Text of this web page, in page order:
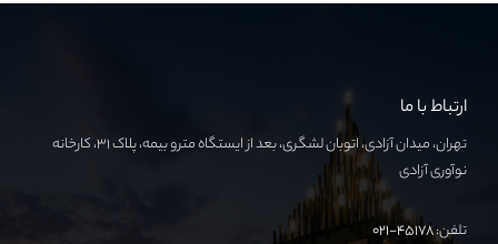
ارتباط با ما
تهران، میدان آزادی، اتوبان لشگری، بعد از ایستگاه مترو بیمه، پلاک ۳۱، کارخانه
نوآوری آزادی
تلفن:۴۵۱۷۸-۰۲۱